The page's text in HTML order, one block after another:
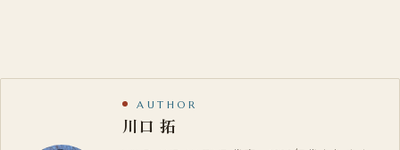
AUTHOR
川口 拓